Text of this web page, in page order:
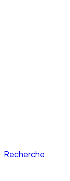
Recherche